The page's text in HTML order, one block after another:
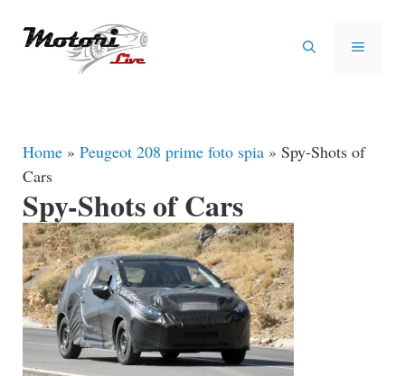
MENU
Home » Peugeot 208 prime foto spia » Spy-Shots of
Cars
Spy-Shots of Cars